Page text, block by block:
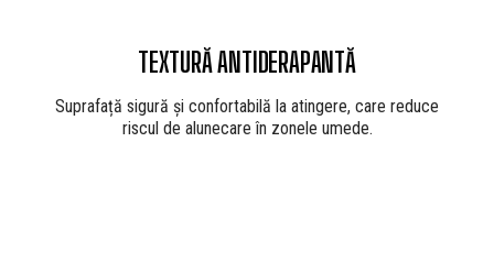
TEXTURĂ ANTIDERAPANTĂ
Suprafață sigură și confortabilă la atingere, care reduce
riscul de alunecare în zonele umede.